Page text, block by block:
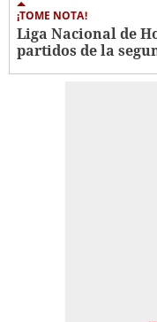
¡TOME NOTA!
Liga Nacional de
partidos de la